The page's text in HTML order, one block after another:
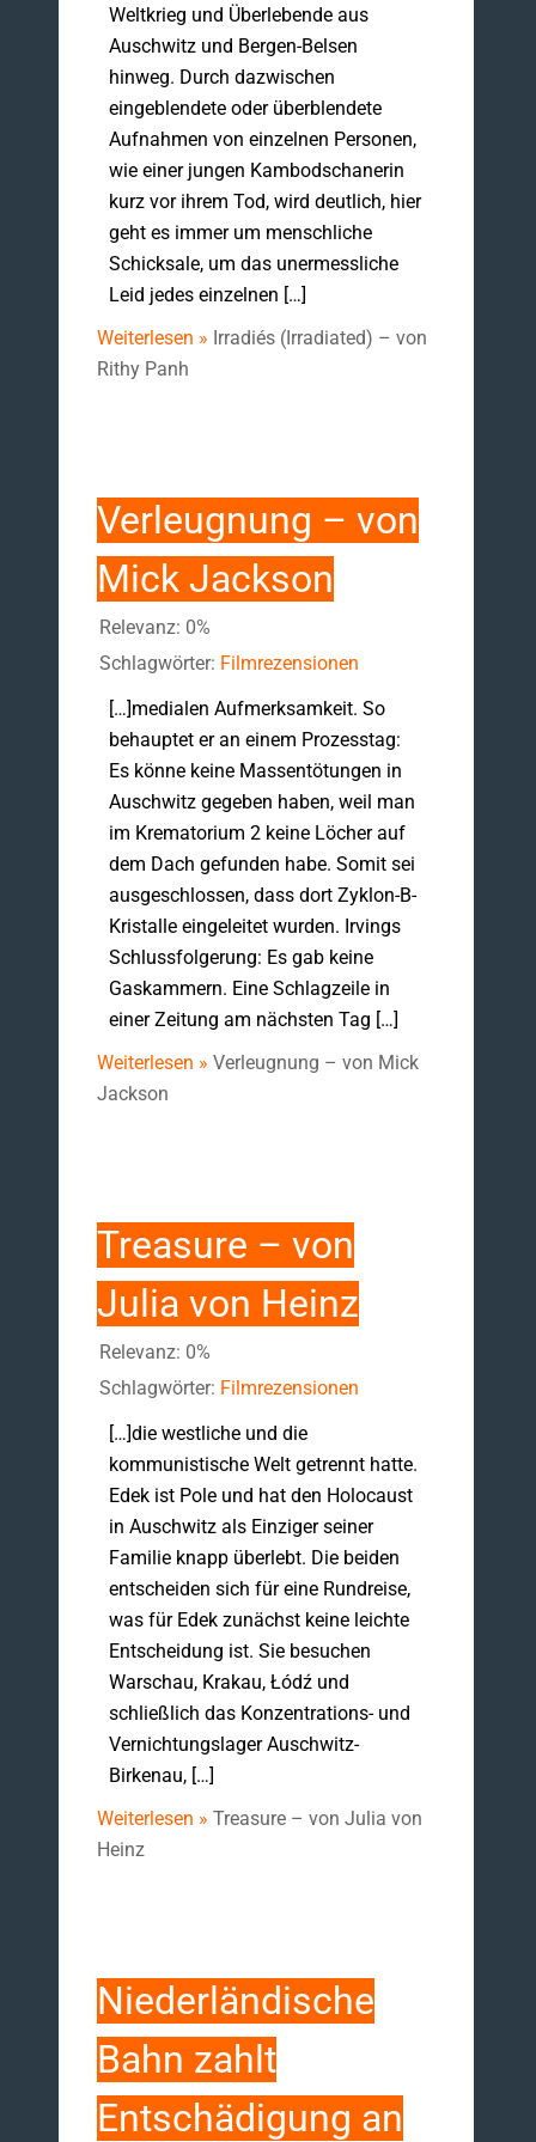
Weltkrieg und Überlebende aus
Auschwitz und Bergen-Belsen
hinweg. Durch dazwischen
eingeblendete oder überblendete
Aufnahmen von einzelnen Personen,
wie einer jungen Kambodschanerin
kurz vor ihrem Tod, wird deutlich, hier
geht es immer um menschliche
Schicksale, um das unermessliche
Leid jedes einzelnen […]
Weiterlesen » Irradiés (Irradiated) – von
Rithy Panh
Verleugnung – von
Mick Jackson
Relevanz: 0%
Schlagwörter: Filmrezensionen
[…]medialen Aufmerksamkeit. So
behauptet er an einem Prozesstag:
Es könne keine Massentötungen in
Auschwitz gegeben haben, weil man
im Krematorium 2 keine Löcher auf
dem Dach gefunden habe. Somit sei
ausgeschlossen, dass dort Zyklon-B-
Kristalle eingeleitet wurden. Irvings
Schlussfolgerung: Es gab keine
Gaskammern. Eine Schlagzeile in
einer Zeitung am nächsten Tag […]
Weiterlesen » Verleugnung – von Mick
Jackson
Treasure – von
Julia von Heinz
Relevanz: 0%
Schlagwörter: Filmrezensionen
[…]die westliche und die
kommunistische Welt getrennt hatte.
Edek ist Pole und hat den Holocaust
in Auschwitz als Einziger seiner
Familie knapp überlebt. Die beiden
entscheiden sich für eine Rundreise,
was für Edek zunächst keine leichte
Entscheidung ist. Sie besuchen
Warschau, Krakau, Łódź und
schließlich das Konzentrations- und
Vernichtungslager Auschwitz-
Birkenau, […]
Weiterlesen » Treasure – von Julia von
Heinz
Niederländische
Bahn zahlt
Entschädigung an